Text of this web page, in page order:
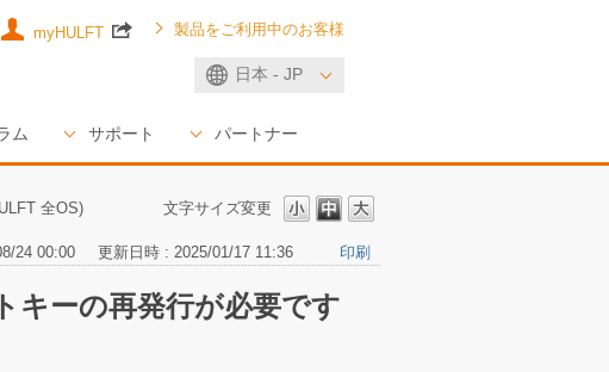
日本 - JP
ム サポート パートナー
myHULFT 製品をご利用中のお客様
文字サイズ変更
全OS)
24 00:00 更新日時 : 2025/01/17 11:36 印刷
キーの再発行が必要です